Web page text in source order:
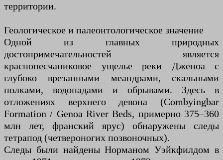
территории.
Геологическое и палеонтологическое значение
Одной из главных природных
достопримечательностей является
краснопесчаниковое ущелье реки Дженоа с
глубоко врезанными меандрами, скальными
полками, водопадами и обрывами. Здесь в
отложениях верхнего девона (Combyingbar
Formation / Genoa River Beds, примерно 375–360
млн лет, франский ярус) обнаружены следы
тетрапод (четвероногих позвоночных).
Следы были найдены Норманом Уэйкфилдом в